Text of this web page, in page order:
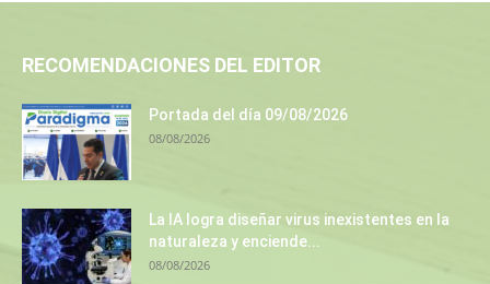
RECOMENDACIONES DEL EDITOR
Portada del día 09/08/2026
08/08/2026
La IA logra diseñar virus inexistentes en la
naturaleza y enciende...
08/08/2026